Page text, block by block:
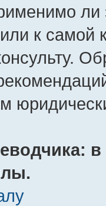
ли
к самой